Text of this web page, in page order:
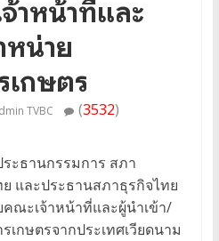
าหน้าที่และ
หน่าย
เกษตร
TVBC (3532)
ะธานกรรมการ สภา
และประธานสภาธุรกิจไทย
ณะเจ้าหน้าที่และผู้นำเข้า/
เกษตรจากประเทศเวียดนาม